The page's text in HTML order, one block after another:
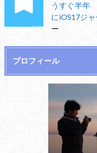
うすぐ半年
にiOS17ジ
ー
プロフィール